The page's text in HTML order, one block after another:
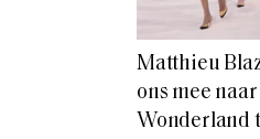
Matthieu
ons mee naar
Wonderland